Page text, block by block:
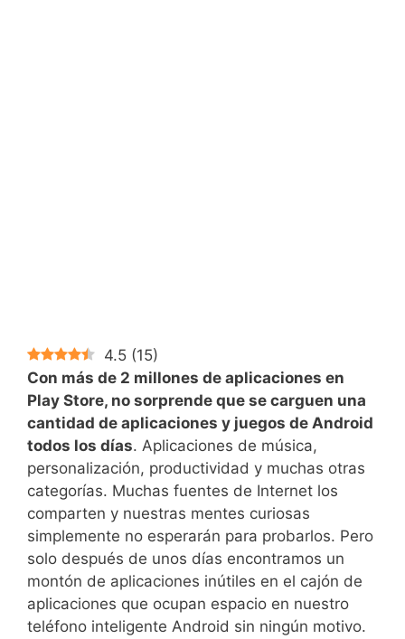
4.5 (15)
Con más de 2 millones de aplicaciones en
Play Store, no sorprende que se carguen una
cantidad de aplicaciones y juegos de Android
todos los días. Aplicaciones de música,
personalización, productividad y muchas otras
categorías. Muchas fuentes de Internet los
comparten y nuestras mentes curiosas
simplemente no esperarán para probarlos. Pero
solo después de unos días encontramos un
montón de aplicaciones inútiles en el cajón de
aplicaciones que ocupan espacio en nuestro
teléfono inteligente Android sin ningún motivo.